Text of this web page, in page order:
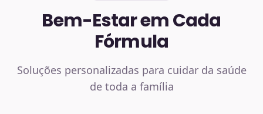
Bem-Estar em Cada
Fórmula
Soluções personalizadas para cuidar da saúde
de toda a família